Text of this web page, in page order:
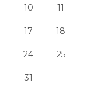
10 11
17 18
24 25
31